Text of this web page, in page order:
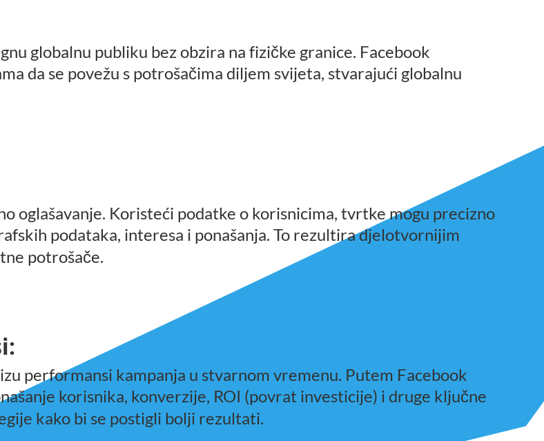
globalnu publiku bez obzira na fizičke granice. Facebook
da se povežu s potrošačima diljem svijeta, stvarajući globalnu
oglašavanje. Koristeći podatke o korisnicima, tvrtke mogu precizno
podataka, interesa i ponašanja. To rezultira djelotvornijim
potrošače.
performansi kampanja u stvarnom vremenu. Putem Facebook
korisnika, konverzije, ROI (povrat investicije) i druge ključne
kako bi se postigli bolji rezultati.